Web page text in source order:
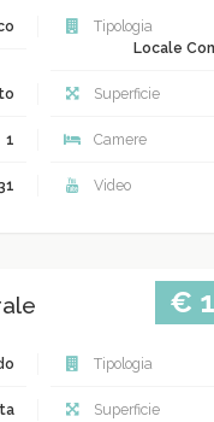
Tipologia
Locale
Superficie
1 Camere
Video
€
Tipologia
Superficie